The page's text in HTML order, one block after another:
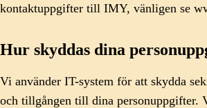
kontaktuppgifter till IMY, vänligen se
Hur skyddas dina
Vi använder IT-system för att skydda
och tillgången till dina personuppgifter.